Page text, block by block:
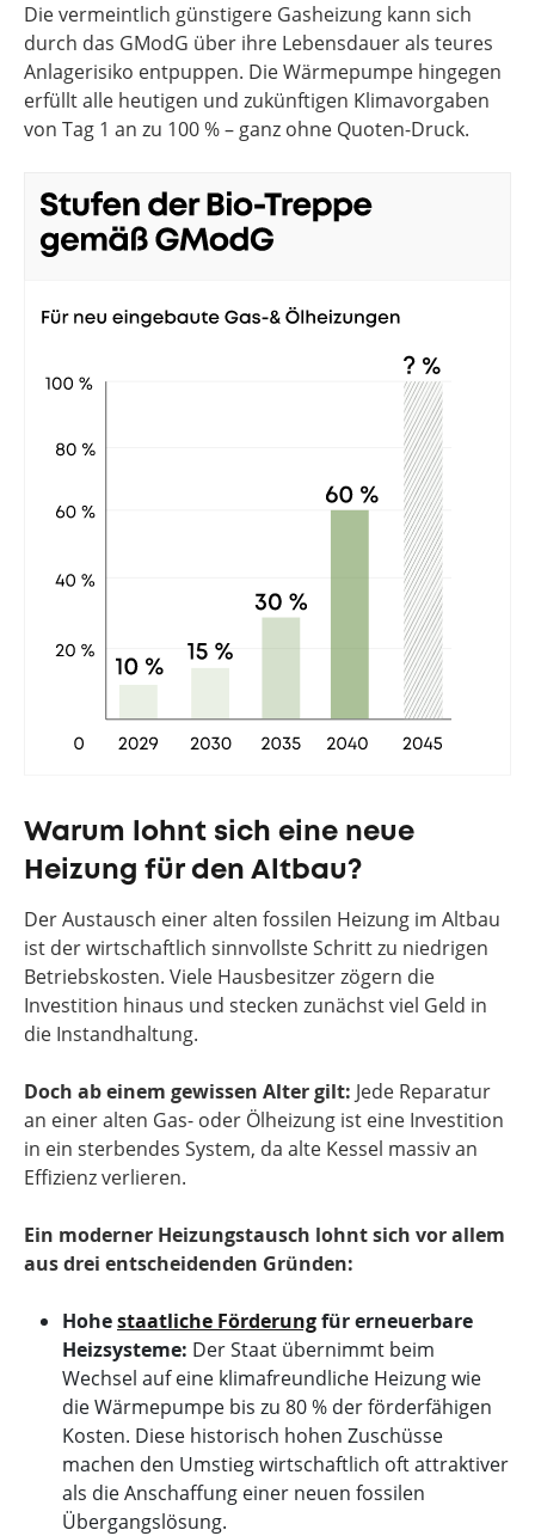
Die vermeintlich günstigere Gasheizung kann sich
durch das GModG über ihre Lebensdauer als teures
Anlagerisiko entpuppen. Die Wärmepumpe hingegen
erfüllt alle heutigen und zukünftigen Klimavorgaben
von Tag 1 an zu 100 % – ganz ohne Quoten-Druck.
Warum lohnt sich eine neue
Heizung für den Altbau?
Der Austausch einer alten fossilen Heizung im Altbau
ist der wirtschaftlich sinnvollste Schritt zu niedrigen
Betriebskosten. Viele Hausbesitzer zögern die
Investition hinaus und stecken zunächst viel Geld in
die Instandhaltung.
Doch ab einem gewissen Alter gilt: Jede Reparatur
an einer alten Gas- oder Ölheizung ist eine Investition
in ein sterbendes System, da alte Kessel massiv an
Effizienz verlieren.
Ein moderner Heizungstausch lohnt sich vor allem
aus drei entscheidenden Gründen:
Hohestaatliche Förderungfür erneuerbare
Heizsysteme: Der Staat übernimmt beim
Wechsel auf eine klimafreundliche Heizung wie
die Wärmepumpe bis zu 80 % der förderfähigen
Kosten. Diese historisch hohen Zuschüsse
machen den Umstieg wirtschaftlich oft attraktiver
als die Anschaffung einer neuen fossilen
Übergangslösung.